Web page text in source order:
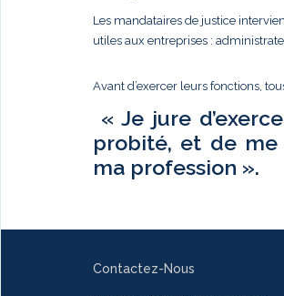
Les mandataires de justice
utiles aux entreprises :
Avant d’exercer leurs fonctions,
« Je jure
probité, et de
ma profession ».
Contactez-Nous